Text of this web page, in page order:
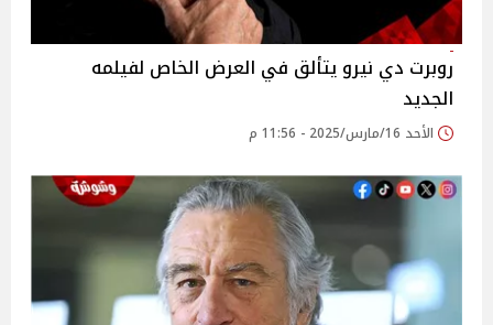
روبرت دي نيرو يتألق في العرض الخاص لفيلمه
الجديد
الأحد 16/مارس/2025 - 11:56 م